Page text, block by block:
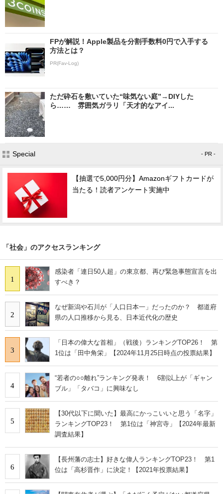
FPが解説！Apple製品を分割手数料0円で入手する
方法とは？
PR(Fav-Log)
ただ砕石を敷いていた“味気ない庭”→DIYした
ら…… 雰囲気ガラリ「天才的なアイ...
Special - PR -
【抽選で5,000円分】Amazonギフトカードが
当たる！読者アンケート実施中
「社会」のアクセスランキング
1
感染者「連日50人超」の東京都、再び緊急事態宣言を出
すべき？
2
なぜ新潟や石川が「人口日本一」だったのか？ 都道府
県の人口推移から見る、日本近代化の歴史
3
「日本の偉大な首相」（戦後）ランキングTOP26！ 第
1位は「田中角栄」【2024年11月25日時点の投票結果】
4
“若者の○○離れ”ランキング発表！ 6割以上が「ギャン
ブル」「タバコ」に興味なし
5
【30代以下に聞いた】最高にかっこいいと思う「名字」
ランキングTOP23！ 第1位は「神宮寺」【2024年最新
調査結果】
6
【長州藩の志士】好きな偉人ランキングTOP23！ 第1
位は「高杉晋作」に決定！【2021年投票結果】